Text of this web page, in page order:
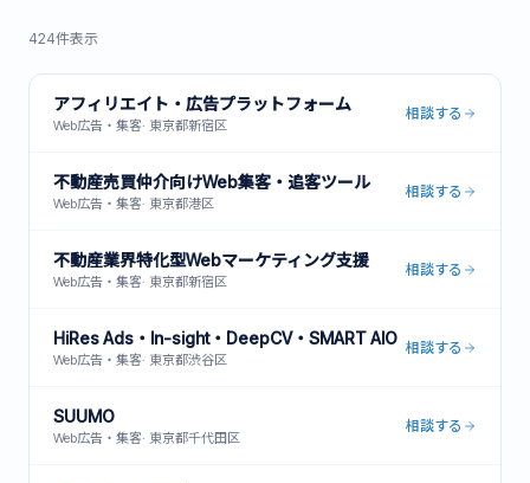
424件表示
アフィリエイト・広告プラットフォーム
Web広告・集客· 東京都新宿区
相談する
不動産売買仲介向けWeb集客・追客ツール
Web広告・集客· 東京都港区
相談する
不動産業界特化型Webマーケティング支援
Web広告・集客· 東京都新宿区
相談する
HiRes Ads・In-sight・DeepCV・SMART AIO
Web広告・集客· 東京都渋谷区
相談する
SUUMO
Web広告・集客· 東京都千代田区
相談する